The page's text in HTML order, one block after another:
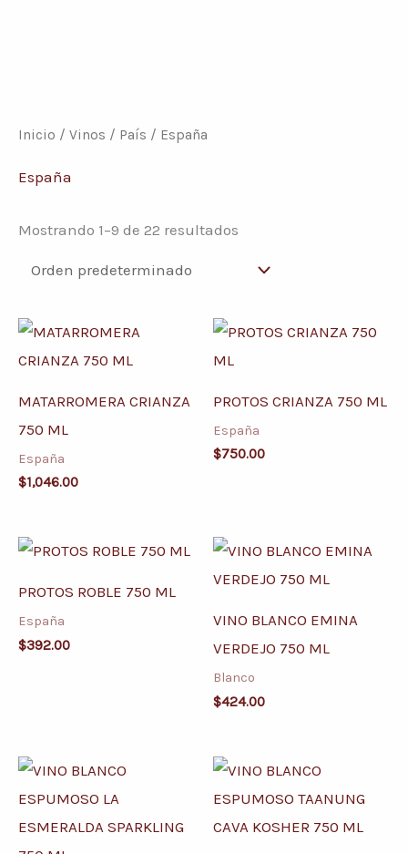
Inicio / Vinos / País / España
España
Mostrando 1–9 de 22 resultados
MATARROMERA CRIANZA
750 ML
España
$1,046.00
PROTOS CRIANZA 750 ML
España
$750.00
PROTOS ROBLE 750 ML
España
$392.00
VINO BLANCO EMINA
VERDEJO 750 ML
Blanco
$424.00